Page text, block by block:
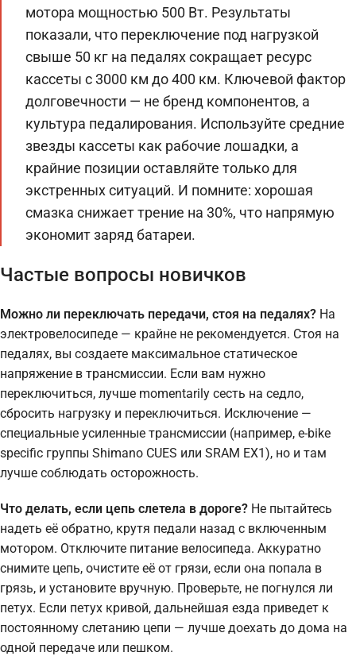
мотора мощностью 500 Вт. Результаты
показали, что переключение под нагрузкой
свыше 50 кг на педалях сокращает ресурс
кассеты с 3000 км до 400 км. Ключевой фактор
долговечности — не бренд компонентов, а
культура педалирования. Используйте средние
звезды кассеты как рабочие лошадки, а
крайние позиции оставляйте только для
экстренных ситуаций. И помните: хорошая
смазка снижает трение на 30%, что напрямую
экономит заряд батареи.
Частые вопросы новичков
Можно ли переключать передачи, стоя на педалях? На
электровелосипеде — крайне не рекомендуется. Стоя на
педалях, вы создаете максимальное статическое
напряжение в трансмиссии. Если вам нужно
переключиться, лучше momentarily сесть на седло,
сбросить нагрузку и переключиться. Исключение —
специальные усиленные трансмиссии (например, e-bike
specific группы Shimano CUES или SRAM EX1), но и там
лучше соблюдать осторожность.
Что делать, если цепь слетела в дороге? Не пытайтесь
надеть её обратно, крутя педали назад с включенным
мотором. Отключите питание велосипеда. Аккуратно
снимите цепь, очистите её от грязи, если она попала в
грязь, и установите вручную. Проверьте, не погнулся ли
петух. Если петух кривой, дальнейшая езда приведет к
постоянному слетанию цепи — лучше доехать до дома на
одной передаче или пешком.